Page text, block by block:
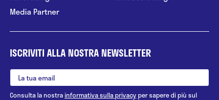
Media Partner
ISCRIVITI ALLA NOSTRA NEWSLETTER
Consulta la nostrainformativa sulla privacy per sapere di più sul